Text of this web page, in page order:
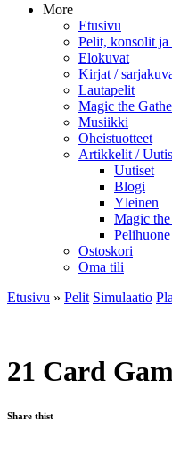
More
Etusivu
Pelit, konsolit ja
Elokuvat
Kirjat /
Lautapelit
Magic the
Musiikki
Oheistuotteet
Artikkelit /
Uutiset
Blogi
Yleinen
Magic
Pelihuone
Ostoskori
Oma tili
Etusivu » Pelit Simulaatio
21 Card
Share thist